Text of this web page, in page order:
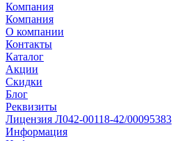
Компания
Компания
О компании
Контакты
Каталог
Акции
Скидки
Блог
Реквизиты
Лицензия Л042-00118-42/00095383
Информация